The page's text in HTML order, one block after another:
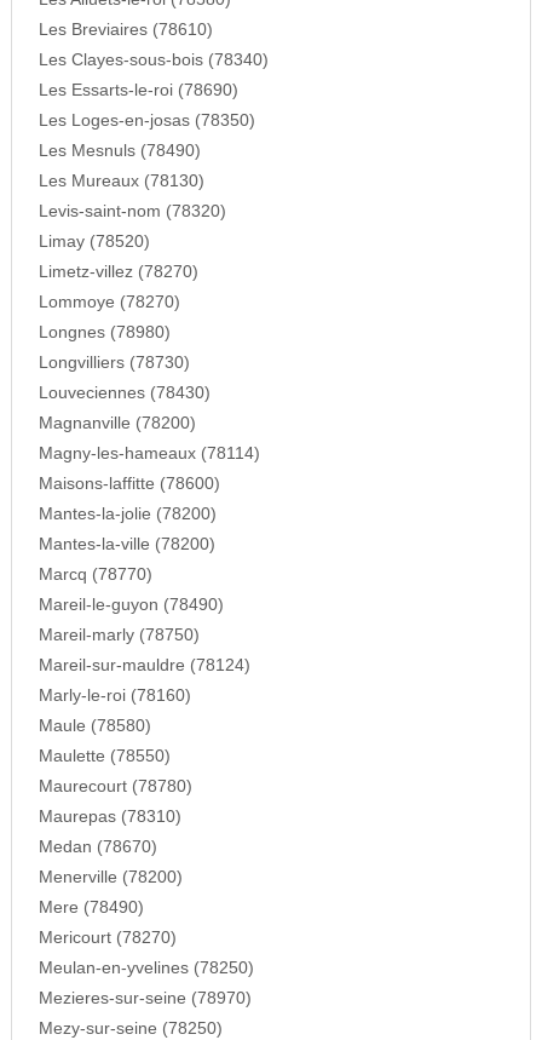
Les Breviaires (78610)
Les Clayes-sous-bois (78340)
Les Essarts-le-roi (78690)
Les Loges-en-josas (78350)
Les Mesnuls (78490)
Les Mureaux (78130)
Levis-saint-nom (78320)
Limay (78520)
Limetz-villez (78270)
Lommoye (78270)
Longnes (78980)
Longvilliers (78730)
Louveciennes (78430)
Magnanville (78200)
Magny-les-hameaux (78114)
Maisons-laffitte (78600)
Mantes-la-jolie (78200)
Mantes-la-ville (78200)
Marcq (78770)
Mareil-le-guyon (78490)
Mareil-marly (78750)
Mareil-sur-mauldre (78124)
Marly-le-roi (78160)
Maule (78580)
Maulette (78550)
Maurecourt (78780)
Maurepas (78310)
Medan (78670)
Menerville (78200)
Mere (78490)
Mericourt (78270)
Meulan-en-yvelines (78250)
Mezieres-sur-seine (78970)
Mezy-sur-seine (78250)